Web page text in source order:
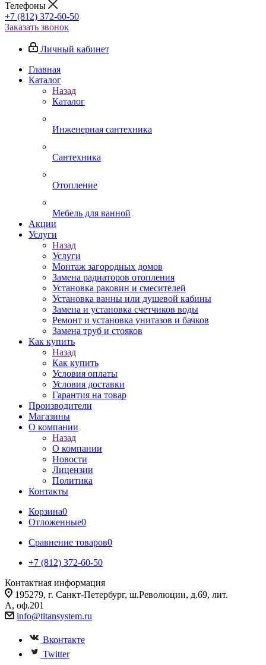
Телефоны
+7 (812) 372-60-50
Заказать звонок
Личный кабинет
Главная
Каталог
Назад
Каталог
Инженерная сантехника
Сантехника
Отопление
Мебель для ванной
Акции
Услуги
Назад
Услуги
Монтаж загородных домов
Замена радиаторов отопления
Установка раковин и смесителей
Установка ванны или душевой кабины
Замена и установка счетчиков воды
Ремонт и установка унитазов и бачков
Замена труб и стояков
Как купить
Назад
Как купить
Условия оплаты
Условия доставки
Гарантия на товар
Производители
Магазины
О компании
Назад
О компании
Новости
Лицензии
Политика
Контакты
Корзина0
Отложенные0
Сравнение товаров0
+7 (812) 372-60-50
Контактная информация
195279, г. Санкт-Петербург, ш.Революции, д.69, лит.
А, оф.201
info@titansystem.ru
Вконтакте
Twitter